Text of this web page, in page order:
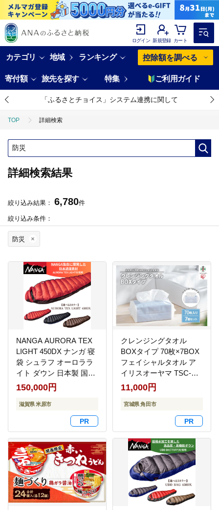
ログイン 新規登録 カート
カテゴリ 地域 ランキング 控除額を調べる
寄付額 旅先を探す 特集 ご利用ガイド
「ふるさとチョイス」システム連携に関して
TOP 詳細検索
詳細検索結果
絞り込み結果： 6,780件
絞り込み条件：
防災
NANGA AURORA TEX
LIGHT 450DX ナンガ 寝
袋 シュラフ オーロララ
イト ダウン 日本製 国産
米原市 キャンプ 登山 車
中泊 防災 アウトレット
アウトドア コンパクト
軽量 防水 防寒 保温 透湿
快適 高級 レッド
150,000円
滋賀県 米原市
クレンジングタオル
BOXタイプ 70枚×7BOX
フェイシャルタオル ア
イリスオーヤマ TSC-
70B 【 クレンジング タ
オル ボックスタイプ 柔
らかい 持ち運び 防災対
11,000円
宮城県 角田市